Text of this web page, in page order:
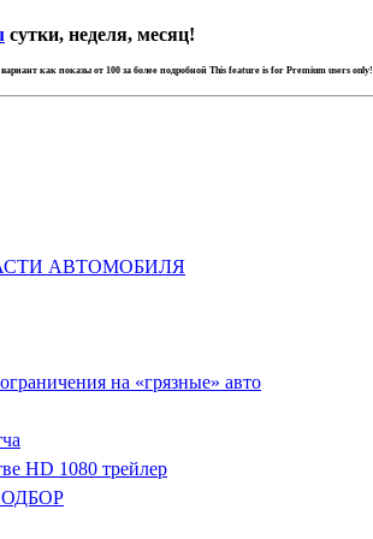
сутки, неделя, месяц!
вариант как показы от 100 за более подробной This feature is for Premium users only!
АВТОМОБИЛЯ
на «грязные» авто
HD 1080 трейлер